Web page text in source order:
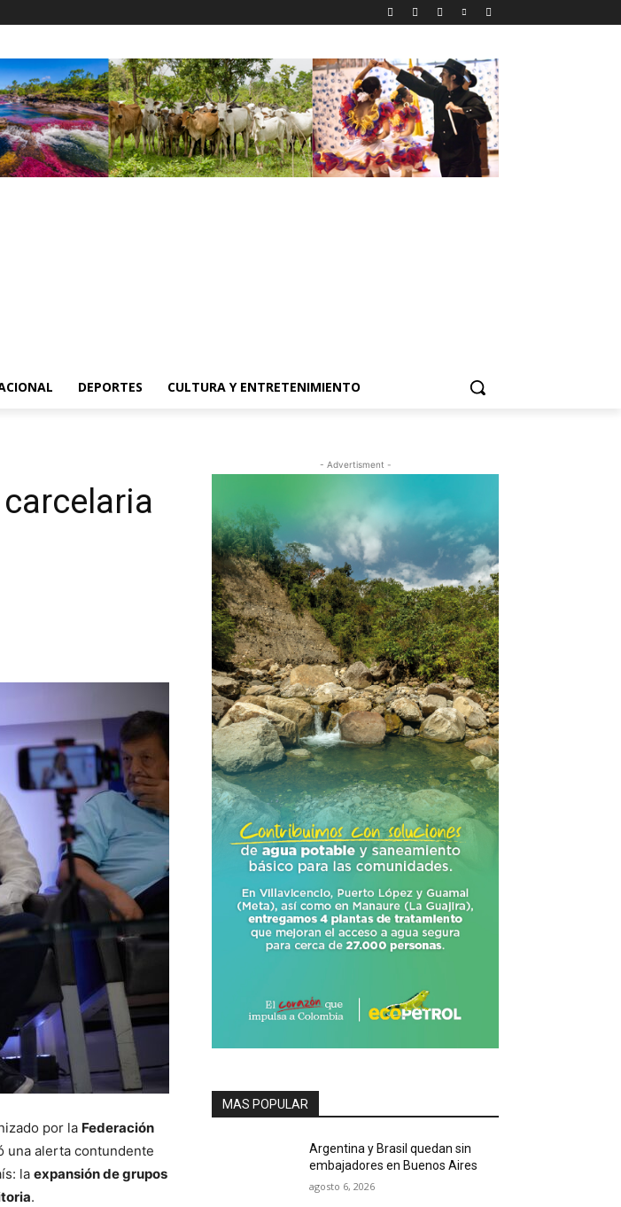
DEPORTES CULTURA Y ENTRETENIMIENTO
por la Federación
una alerta contundente
la expansión de grupos
.
- Advertisment -
MAS POPULAR
Argentina y Brasil quedan sin
embajadores en Buenos Aires
agosto 6, 2026